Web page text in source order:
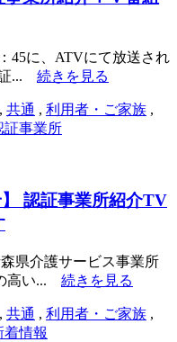
45に、ATVにて放送され
... 続きを見る
, 共通 , 利用者・ご家族 ,
証事業所
】 認証事業所紹介TV
県介護サービス事業所
高い... 続きを見る
, 共通 , 利用者・ご家族 ,
着情報